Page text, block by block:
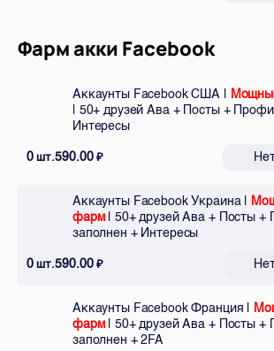
Фарм акки Facebook
Аккаунты Facebook США |
| 50+ друзей Ава + Посты +
Интересы
0шт.590.00₽
Аккаунты Facebook Украина |
фарм| 50+ друзей Ава + Посты +
заполнен + Интересы
0шт.590.00₽
Аккаунты Facebook Франция |
фарм| 50+ друзей Ава + Посты +
заполнен + 2FA